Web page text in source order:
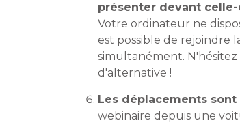
présenter devant
Votre ordinateur ne
est possible de rejoindre
simultanément.
d'alternative !
Les déplacements
webinaire depuis une